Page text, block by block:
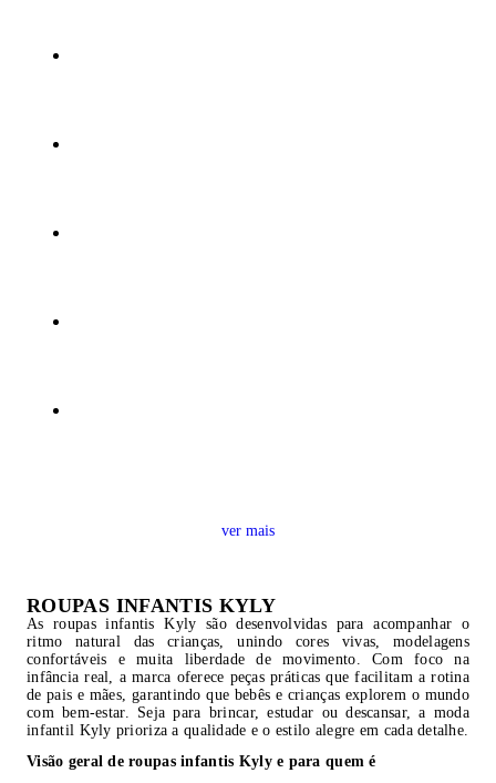
ver mais
ROUPAS INFANTIS KYLY
As roupas infantis Kyly são desenvolvidas para acompanhar o
ritmo natural das crianças, unindo cores vivas, modelagens
confortáveis e muita liberdade de movimento. Com foco na
infância real, a marca oferece peças práticas que facilitam a rotina
de pais e mães, garantindo que bebês e crianças explorem o mundo
com bem-estar. Seja para brincar, estudar ou descansar, a moda
infantil Kyly prioriza a qualidade e o estilo alegre em cada detalhe.
Visão geral de roupas infantis Kyly e para quem é